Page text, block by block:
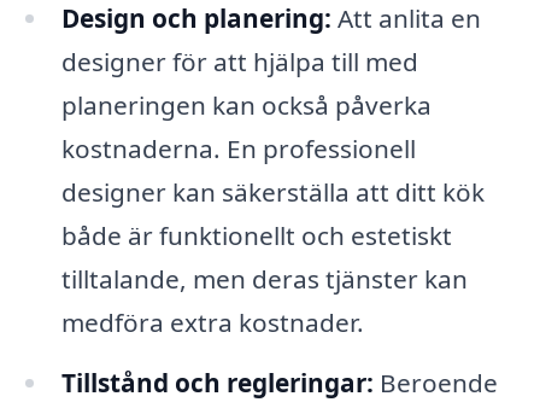
Design och planering: Att anlita en
designer för att hjälpa till med
planeringen kan också påverka
kostnaderna. En professionell
designer kan säkerställa att ditt kök
både är funktionellt och estetiskt
tilltalande, men deras tjänster kan
medföra extra kostnader.
Tillstånd och regleringar: Beroende